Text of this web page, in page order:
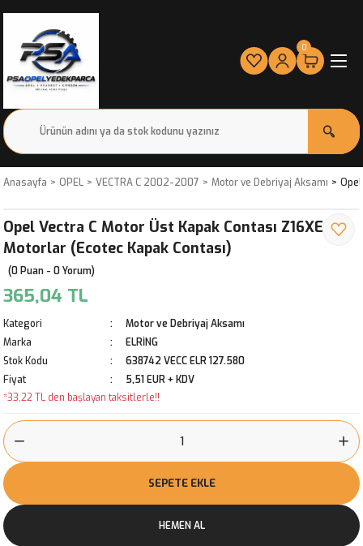
0
Anasayfa OPEL VECTRA C 2002-2007 Motor ve Debriyaj Aksamı
Opel Vectra C Motor Üst Kapak Contası Z16XE
Motorlar (Ecotec Kapak Contası)
(0 Puan - 0 Yorum)
365,04 TL
Kategori
Motor ve Debriyaj Aksamı
Marka
ELRİNG
Stok Kodu
638742 VECC ELR 127.580
Fiyat
5,51 EUR + KDV
*33,22 TL den başlayan taksitlerle!!
SEPETE EKLE
HEMEN AL